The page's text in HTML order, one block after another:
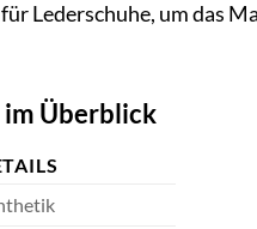
für Lederschuhe, um das
im Überblick